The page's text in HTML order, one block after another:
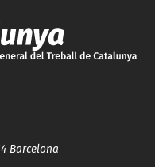
Barcelona